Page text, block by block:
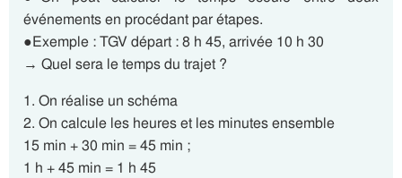
événements en procédant par étapes.
●Exemple : TGV départ : 8 h 45, arrivée 10 h 30
→ Quel sera le temps du trajet ?
1. On réalise un schéma
2. On calcule les heures et les minutes ensemble
15 min + 30 min = 45 min ;
1 h + 45 min = 1 h 45